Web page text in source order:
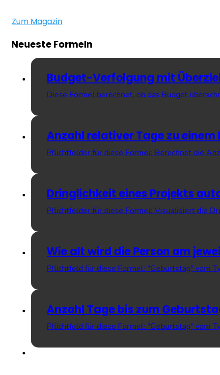
Zum Magazin
Neueste Formeln
Budget-Verfolgung mit
Diese Formel berechnet, ob das Budget
Anzahl relativer Tage zu
Pflichtfelder für diese Formel: Berechnet die
Dringlichkeit eines Projekts
Pflichtfelder für diese Formel: Visualisiert die
Wie alt wird die Person am
Pflichtfeld für diese Formel: "Geburtstag" vom
Anzahl Tage bis zum
Pflichtfeld für diese Formel: "Geburtstag" vom